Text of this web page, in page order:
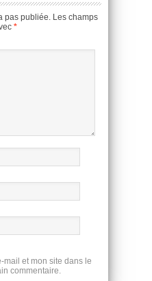
pas publiée. Les champs
*
mail et mon site dans le
commentaire.